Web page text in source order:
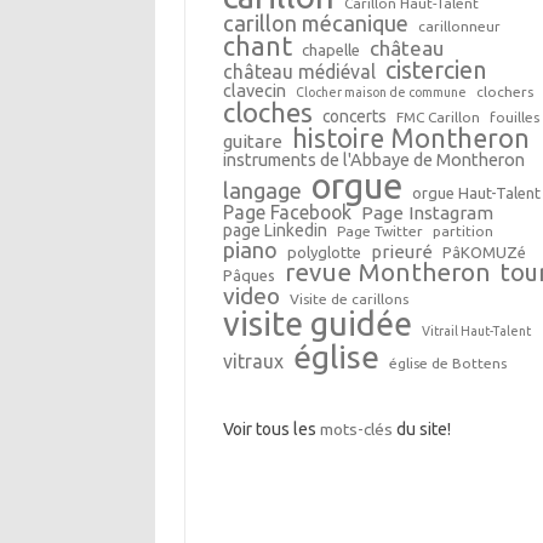
carillon mécanique carillonneur
chant chapelle château
château médiéval cistercien
clavecin Clocher maison de commune clochers
cloches concerts FMC Carillon fouilles
guitare histoire Montheron
instruments de l'Abbaye de Montheron
langage orgue orgue Haut-Talent
Page Facebook Page Instagram
page Linkedin Page Twitter partition
piano polyglotte prieuré
PâKOMUZé
Pâques
revue Montheron
video Visite de carillons
visite guidée Vitrail Haut-Talent
vitraux église église de Bottens
Voir tous les mots-clés du site!